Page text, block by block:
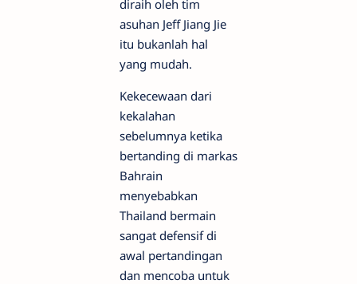
diraih oleh tim
asuhan Jeff Jiang Jie
itu bukanlah hal
yang mudah.
Kekecewaan dari
kekalahan
sebelumnya ketika
bertanding di markas
Bahrain
menyebabkan
Thailand bermain
sangat defensif di
awal pertandingan
dan mencoba untuk